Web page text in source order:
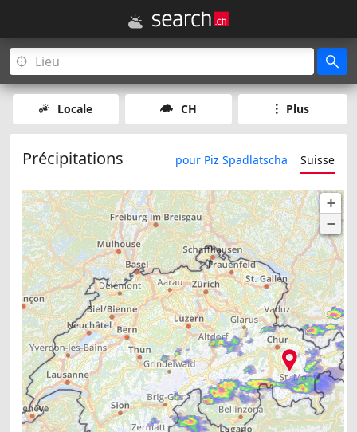
Locale CH Plus
Précipitations pour Piz Spadlatscha Suisse
+
−